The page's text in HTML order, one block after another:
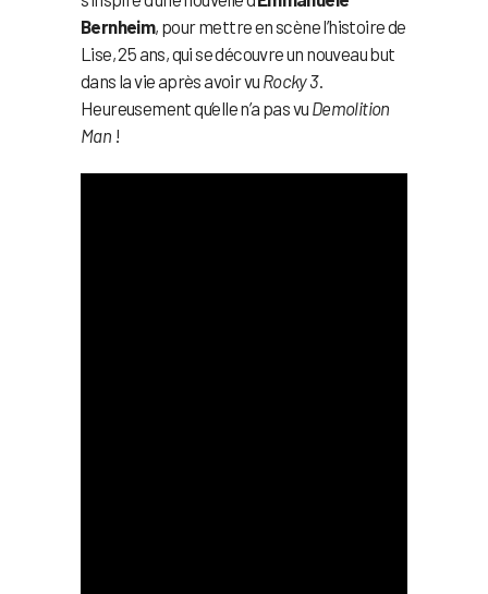
Bernheim, pour mettre en scène l’histoire de
Lise, 25 ans, qui se découvre un nouveau but
dans la vie après avoir vu Rocky 3.
Heureusement qu’elle n’a pas vu Demolition
Man !